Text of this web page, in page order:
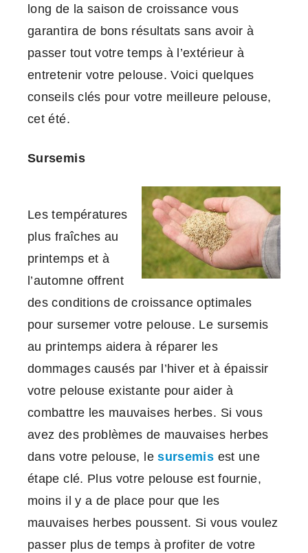
long de la saison de croissance vous
garantira de bons résultats sans avoir à
passer tout votre temps à l’extérieur à
entretenir votre pelouse. Voici quelques
conseils clés pour votre meilleure pelouse,
cet été.
Sursemis
Les températures
plus fraîches au
printemps et à
l’automne offrent
des conditions de croissance optimales
pour sursemer votre pelouse. Le sursemis
au printemps aidera à réparer les
dommages causés par l’hiver et à épaissir
votre pelouse existante pour aider à
combattre les mauvaises herbes. Si vous
avez des problèmes de mauvaises herbes
dans votre pelouse, lesursemis est une
étape clé. Plus votre pelouse est fournie,
moins il y a de place pour que les
mauvaises herbes poussent. Si vous voulez
passer plus de temps à profiter de votre